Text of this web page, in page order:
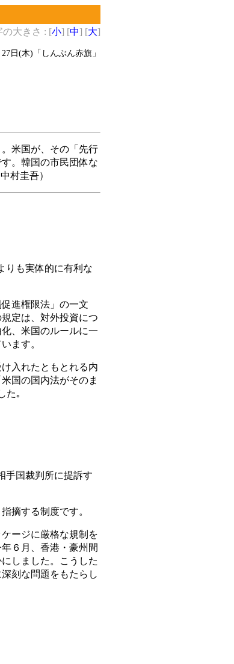
の大きさ : [小] [中] [大]
27日(木) 「しんぶん赤旗」
米国が、その「先行
。韓国の市民団体な
村圭吾）
りも実体的に有利な
進権限法」の一文
定は、対外投資につ
、米国のルールに一
ます。
入れたともとれる内
国の国内法がそのま
た｡
手国裁判所に提訴す
摘する制度です。
ージに厳格な規制を
６月、香港・豪州間
しました。こうした
刻な問題をもたらし